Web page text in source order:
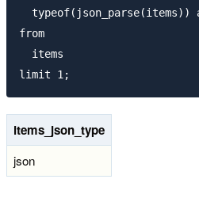
typeof(json_parse(items))
from
  items
items_json_type
json